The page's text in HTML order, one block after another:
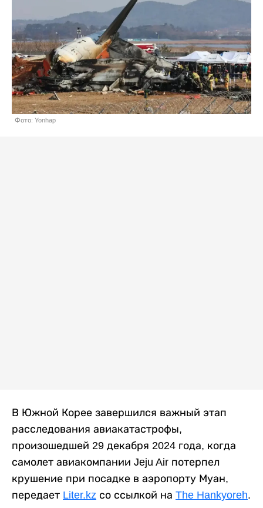
Фото: Yonhap
В Южной Корее завершился важный этап
расследования авиакатастрофы,
произошедшей 29 декабря 2024 года, когда
самолет авиакомпании Jeju Air потерпел
крушение при посадке в аэропорту Муан,
передает Liter.kz со ссылкой на The Hankyoreh.